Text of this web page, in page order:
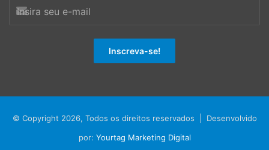
© Copyright 2026, Todos os direitos reservados | Desenvolvido
por: Yourtag Marketing Digital